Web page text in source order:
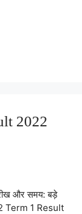
2022
और समय: बड़े
Term 1 Result